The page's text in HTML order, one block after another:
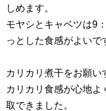
しめます。
モヤシとキャベツは9
っとした食感がよいで
カリカリ煮干をお願い
カリカリ食感が心地
取できました。